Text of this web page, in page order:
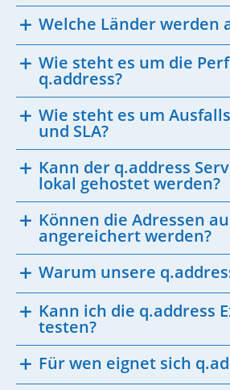
Welche Länder werden
Wie steht es um die
q.address?
Wie steht es um
und SLA?
Kann der q.address
lokal gehostet werden?
Können die Adressen
angereichert werden?
Warum unsere
Kann ich die q.address
testen?
Für wen eignet sich